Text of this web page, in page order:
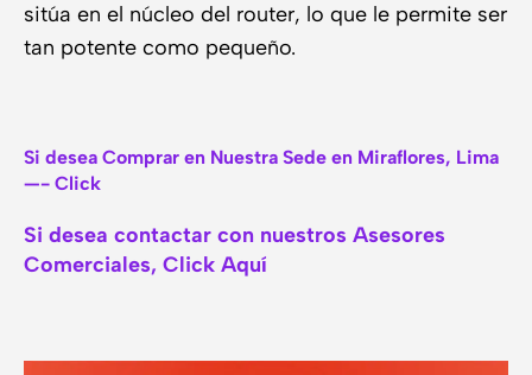
sitúa en el núcleo del router, lo que le permite ser
tan potente como pequeño.
Si desea Comprar en Nuestra Sede en Miraflores, Lima
—- Click
Si desea contactar con nuestros Asesores
Comerciales, Click Aquí